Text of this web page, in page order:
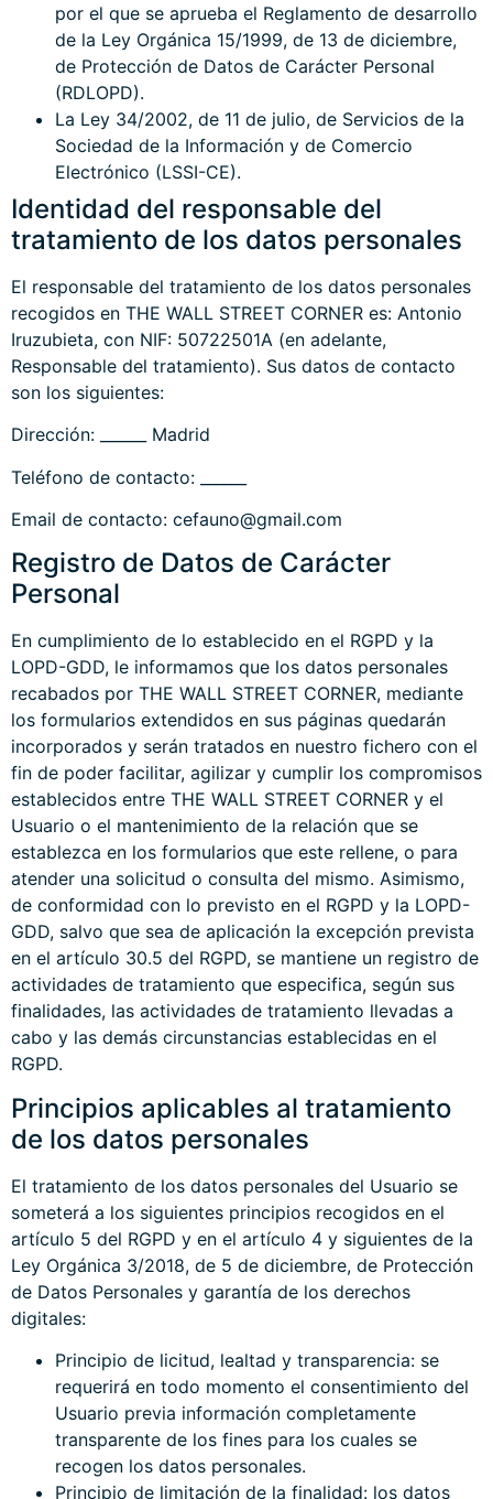
por el que se aprueba el Reglamento de desarrollo
de la Ley Orgánica 15/1999, de 13 de diciembre,
de Protección de Datos de Carácter Personal
(RDLOPD).
La Ley 34/2002, de 11 de julio, de Servicios de la
Sociedad de la Información y de Comercio
Electrónico (LSSI-CE).
Identidad del responsable del
tratamiento de los datos personales
El responsable del tratamiento de los datos personales
recogidos en THE WALL STREET CORNER es: Antonio
Iruzubieta, con NIF: 50722501A (en adelante,
Responsable del tratamiento). Sus datos de contacto
son los siguientes:
Dirección: ______ Madrid
Teléfono de contacto: ______
Email de contacto: cefauno@gmail.com
Registro de Datos de Carácter
Personal
En cumplimiento de lo establecido en el RGPD y la
LOPD-GDD, le informamos que los datos personales
recabados por THE WALL STREET CORNER, mediante
los formularios extendidos en sus páginas quedarán
incorporados y serán tratados en nuestro fichero con el
fin de poder facilitar, agilizar y cumplir los compromisos
establecidos entre THE WALL STREET CORNER y el
Usuario o el mantenimiento de la relación que se
establezca en los formularios que este rellene, o para
atender una solicitud o consulta del mismo. Asimismo,
de conformidad con lo previsto en el RGPD y la LOPD-
GDD, salvo que sea de aplicación la excepción prevista
en el artículo 30.5 del RGPD, se mantiene un registro de
actividades de tratamiento que especifica, según sus
finalidades, las actividades de tratamiento llevadas a
cabo y las demás circunstancias establecidas en el
RGPD.
Principios aplicables al tratamiento
de los datos personales
El tratamiento de los datos personales del Usuario se
someterá a los siguientes principios recogidos en el
artículo 5 del RGPD y en el artículo 4 y siguientes de la
Ley Orgánica 3/2018, de 5 de diciembre, de Protección
de Datos Personales y garantía de los derechos
digitales:
Principio de licitud, lealtad y transparencia: se
requerirá en todo momento el consentimiento del
Usuario previa información completamente
transparente de los fines para los cuales se
recogen los datos personales.
Principio de limitación de la finalidad: los datos